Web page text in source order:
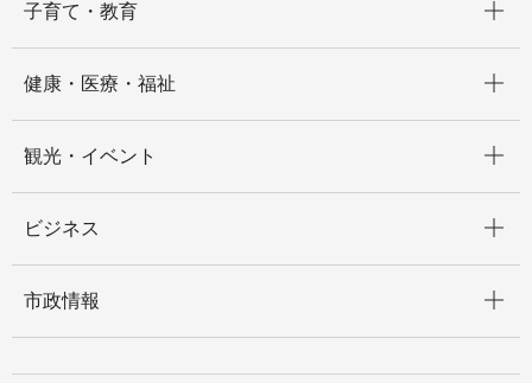
子育て・教育
健康・医療・福祉
観光・イベント
ビジネス
市政情報